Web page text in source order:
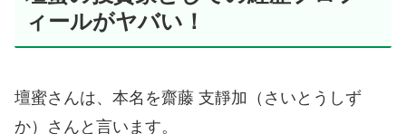
ィールがヤバい！
壇蜜さんは、本名を齋藤 支靜加（さいとうしず
か）さんと言います。